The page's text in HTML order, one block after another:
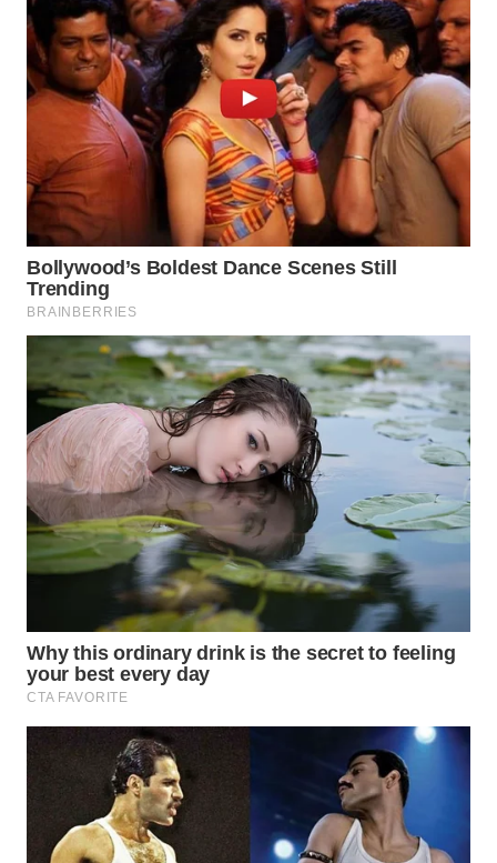
WN
BORNEO
Media
Group
WAHANA
NEWS
WAHANA
WAHANA
ADVOKAT
WAHANA
INFRASTRUKTUR
WAHANA
KONSUMEN
WAHANA
LISTRIK
WAHANA